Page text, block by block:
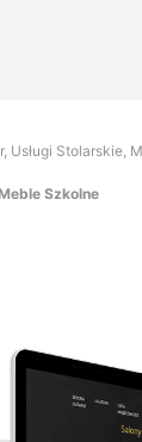
Usługi Stolarskie,
Szkolne